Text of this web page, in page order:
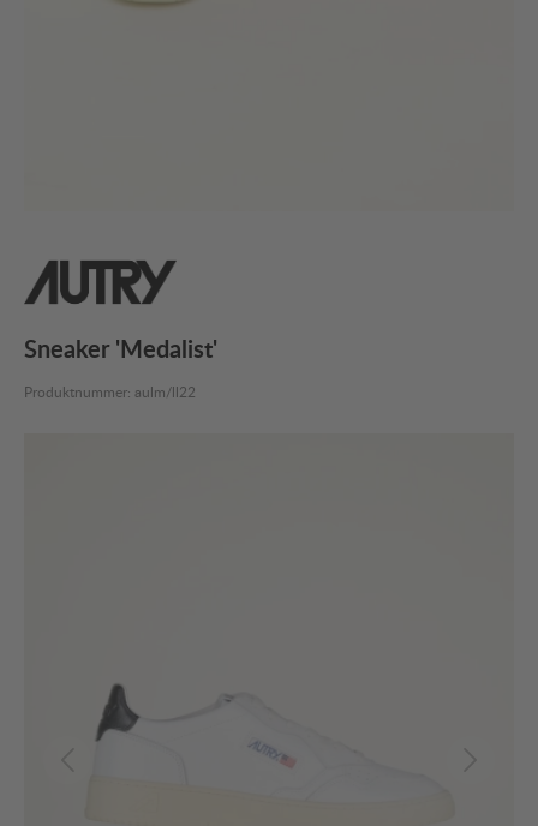
Sneaker 'Medalist'
Produktnummer: aulm/ll22